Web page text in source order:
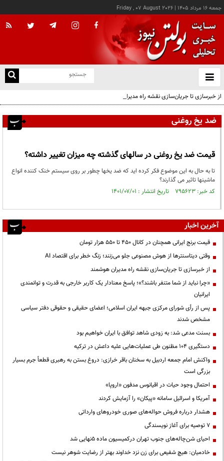
جمعه ۱۶ مرداد ۱۴۰۵ |
Friday , 07 August 2026
باز
و
از خبرسازی تا جریان‌سازی نقشه راه مدیران هوشمند
ضد یخ روغنی
قیمت ضد یخ روغنی در سالهای گذشته چه میزان تغییر داشته؟
تا به حال به این موضوع فکر کرده اید که ضد یخها چطور بر روی سیستم خنک کننده انواع
ماشینها تاثیر می گذارند؟
کد خبر: ۷۹۵۶۲۳ تاریخ انتشار : ۱۴۰۱/۰۷/۰۱
آخرین اخبار
قیمت‌ برنج ایرانی همچنان در کانال ۴۵۰ تا ۵۵۰ هزار تومان
وقتی دیتاسنترها از هوش مصنوعی جلو می‌زنند؛ زنگ خطر برای اقتصاد AI
از خبرسازی تا جریان‌سازی نقشه راه مدیران هوشمند
«چرا نباید از شما متنفر باشند؟»؛ پاسخ معنادار یک کاربر خارجی به قدرت و توانمندی
ایرانیان
پس از رأی شورای مرکزی جبهه ایران اسلامی؛ اعضای حقیقی و حقوقی دفتر سیاسی
مشخص شدند
بسنت مدعی شد: به زودی شاهد توافق با ایران خواهیم بود
دستگیری ۱۰۴ مظنون طی عملیات‌هایی علیه داعش در ترکیه
واکنش امام جمعه اردبیل به سخنان باقر خرازی: دروغ بستن به رهبری قطعاً جرم بسیار
بزرگی است
احتمال وجود حیات در اقیانوس مدفون «اروپا»
آمریکا و اسرائیل سامانه «پیکان» را آزمایش کردند
هشدار درباره فروش حواله‌های صوری خودروهای وارداتی
۷ توصیه برای آغاز نویسندگی
احیای شن‌چاله‌های جنوب تهران درکمیسیون ماده ۵نهایی شد
خادمیان: هیچ شفیعی برای زن نزد خداوند بهتر از رضایت شوهر نیست